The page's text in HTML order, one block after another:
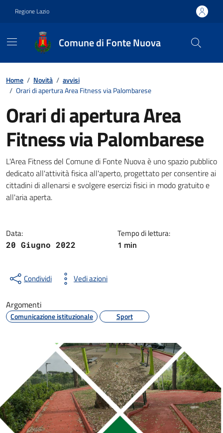
Regione Lazio
Comune di Fonte Nuova
Contenuti in evidenza
Home / Novità / avvisi
/ Orari di apertura Area Fitness via Palombarese
Orari di apertura Area
Fitness via Palombarese
Dettagli della notizia
L'Area Fitness del Comune di Fonte Nuova è uno spazio pubblico
dedicato all'attività fisica all'aperto, progettato per consentire ai
cittadini di allenarsi e svolgere esercizi fisici in modo gratuito e
all'aria aperta.
Data:
20 Giugno 2022
Tempo di lettura:
1 min
Condividi Vedi azioni
Argomenti
Comunicazione istituzionale Sport